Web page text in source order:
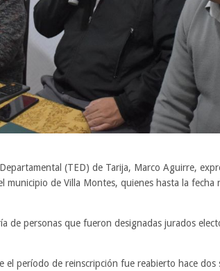
(TED) de Tarija, Marco Aguirre,
municipio de Villa Montes, quienes hasta la fecha
de personas que fueron designadas jurados
período de reinscripción fue reabierto hace dos